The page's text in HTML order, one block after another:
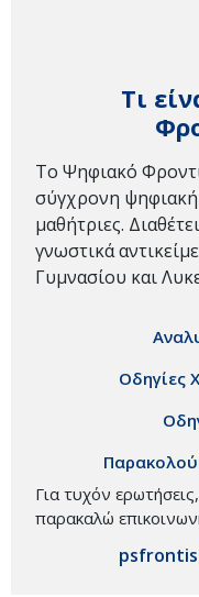
Τι
Το Ψηφιακό
σύγχρονη ψηφιακή
μαθήτριες.
γνωστικά
Γυμνασίου και
Οδηγίες
Για τυχόν
παρακαλώ